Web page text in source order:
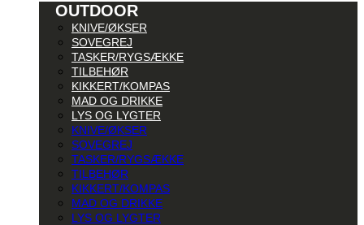
OUTDOOR
KNIVE/ØKSER
SOVEGREJ
TASKER/RYGSÆKKE
TILBEHØR
KIKKERT/KOMPAS
MAD OG DRIKKE
LYS OG LYGTER
KNIVE/ØKSER
SOVEGREJ
TASKER/RYGSÆKKE
TILBEHØR
KIKKERT/KOMPAS
MAD OG DRIKKE
LYS OG LYGTER